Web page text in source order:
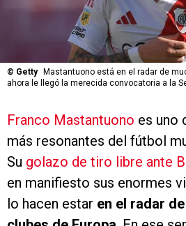
© Getty
Mastantuono está en el radar de
ahora le llegó la merecida convocatoria a la
Franco Mastantuono es uno
más resonantes del fútbol
Su golazo de tiro libre ante
en manifiesto sus enormes
lo hacen estar en el radar